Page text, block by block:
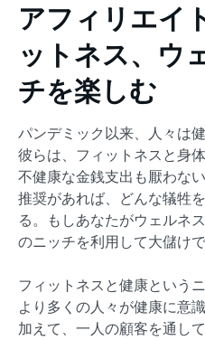
アフィリエイ
ットネス、ウ
チを楽しむ
パンデミック以来、人々は
彼らは、フィットネスと身
不健康な金銭支出も厭わな
推奨があれば、どんな犠牲
る。もしあなたがウェルネ
のニッチを利用して大儲け
フィットネスと健康という
より多くの人々が健康に意
加えて、一人の顧客を通し